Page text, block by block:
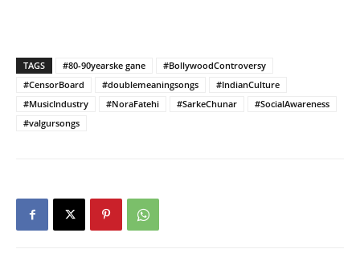
TAGS #80-90yearske gane
#BollywoodControversy
#CensorBoard
#doublemeaningsongs
#IndianCulture
#MusicIndustry
#NoraFatehi #SarkeChunar
#SocialAwareness
#valgursongs